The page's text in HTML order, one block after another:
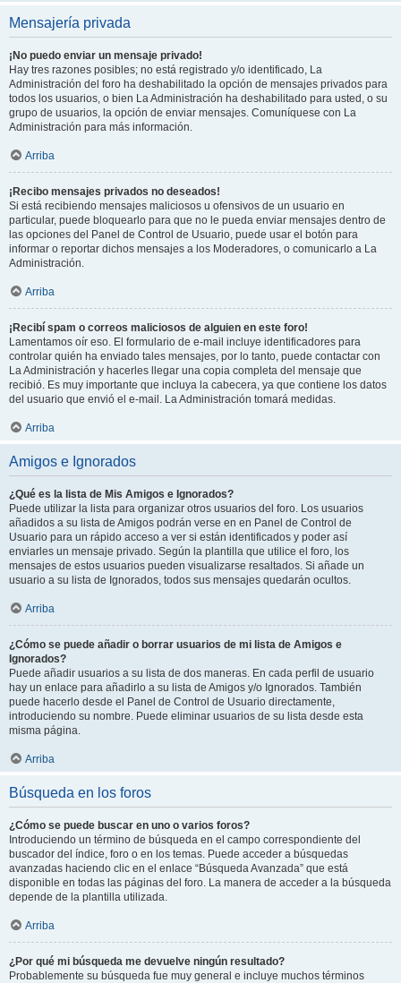
Mensajería privada
¡No puedo enviar un mensaje privado!
Hay tres razones posibles; no está registrado y/o identificado, La
Administración del foro ha deshabilitado la opción de mensajes privados para
todos los usuarios, o bien La Administración ha deshabilitado para usted, o su
grupo de usuarios, la opción de enviar mensajes. Comuníquese con La
Administración para más información.
Arriba
¡Recibo mensajes privados no deseados!
Si está recibiendo mensajes maliciosos u ofensivos de un usuario en
particular, puede bloquearlo para que no le pueda enviar mensajes dentro de
las opciones del Panel de Control de Usuario, puede usar el botón para
informar o reportar dichos mensajes a los Moderadores, o comunicarlo a La
Administración.
Arriba
¡Recibí spam o correos maliciosos de alguien en este foro!
Lamentamos oír eso. El formulario de e-mail incluye identificadores para
controlar quién ha enviado tales mensajes, por lo tanto, puede contactar con
La Administración y hacerles llegar una copia completa del mensaje que
recibió. Es muy importante que incluya la cabecera, ya que contiene los datos
del usuario que envió el e-mail. La Administración tomará medidas.
Arriba
Amigos e Ignorados
¿Qué es la lista de Mis Amigos e Ignorados?
Puede utilizar la lista para organizar otros usuarios del foro. Los usuarios
añadidos a su lista de Amigos podrán verse en en Panel de Control de
Usuario para un rápido acceso a ver si están identificados y poder así
enviarles un mensaje privado. Según la plantilla que utilice el foro, los
mensajes de estos usuarios pueden visualizarse resaltados. Si añade un
usuario a su lista de Ignorados, todos sus mensajes quedarán ocultos.
Arriba
¿Cómo se puede añadir o borrar usuarios de mi lista de Amigos e
Ignorados?
Puede añadir usuarios a su lista de dos maneras. En cada perfil de usuario
hay un enlace para añadirlo a su lista de Amigos y/o Ignorados. También
puede hacerlo desde el Panel de Control de Usuario directamente,
introduciendo su nombre. Puede eliminar usuarios de su lista desde esta
misma página.
Arriba
Búsqueda en los foros
¿Cómo se puede buscar en uno o varios foros?
Introduciendo un término de búsqueda en el campo correspondiente del
buscador del índice, foro o en los temas. Puede acceder a búsquedas
avanzadas haciendo clic en el enlace “Búsqueda Avanzada” que está
disponible en todas las páginas del foro. La manera de acceder a la búsqueda
depende de la plantilla utilizada.
Arriba
¿Por qué mi búsqueda me devuelve ningún resultado?
Probablemente su búsqueda fue muy general e incluye muchos términos